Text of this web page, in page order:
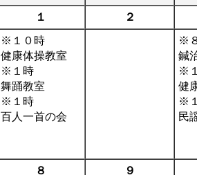
１
２
※１０時
健康体操教室
※１時
舞踊教室
※１時
百人一首の会
※
鍼
※
健
※
民
８
９